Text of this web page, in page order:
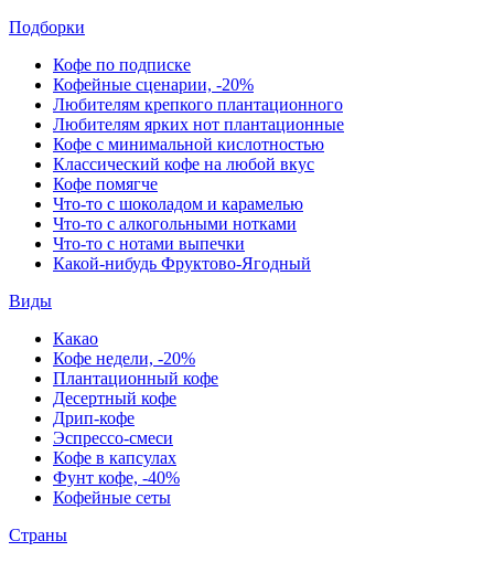
Подборки
Кофе по подписке
Кофейные сценарии, -20%
Любителям крепкого плантационного
Любителям ярких нот плантационные
Кофе с минимальной кислотностью
Классический кофе на любой вкус
Кофе помягче
Что-то с шоколадом и карамелью
Что-то с алкогольными нотками
Что-то с нотами выпечки
Какой-нибудь Фруктово-Ягодный
Виды
Какао
Кофе недели, -20%
Плантационный кофе
Десертный кофе
Дрип-кофе
Эспрессо-смеси
Кофе в капсулах
Фунт кофе, -40%
Кофейные сеты
Страны